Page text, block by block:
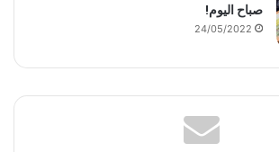
صباح اليوم!
24/05/2022